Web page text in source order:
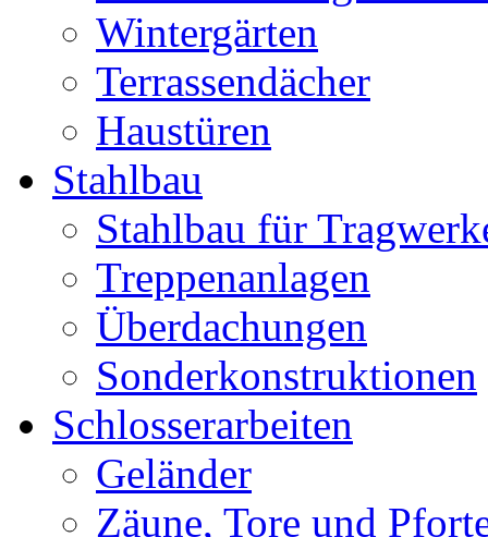
Wintergärten
Terrassendächer
Haustüren
Stahlbau
Stahlbau für
Treppenanlagen
Überdachungen
Sonderkonstruktionen
Schlosserarbeiten
Geländer
Zäune, Tore und